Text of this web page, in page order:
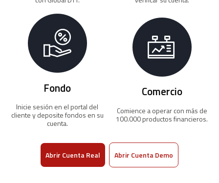
Fondo
Inicie sesión en el portal del
cliente y deposite fondos en su
cuenta.
Comercio
Comience a operar con más de
100.000 productos financieros.
Abrir Cuenta Real Abrir Cuenta Demo